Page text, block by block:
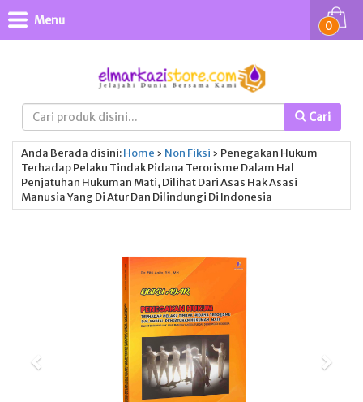
Cari
0
Menu
Anda Berada disini:Home › Non Fiksi › Penegakan Hukum
Terhadap Pelaku Tindak Pidana Terorisme Dalam Hal
Penjatuhan Hukuman Mati, Dilihat Dari Asas Hak Asasi
Manusia Yang Di Atur Dan Dilindungi Di Indonesia